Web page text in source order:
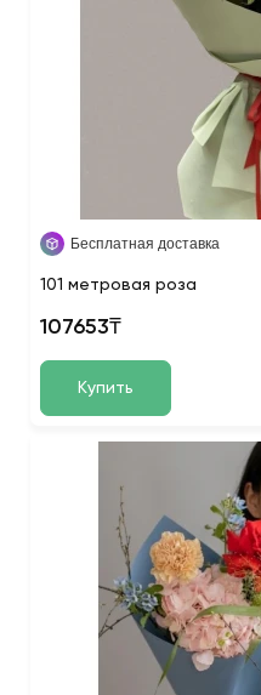
Бесплатная доставка
101 метровая роза
107653₸
Купить